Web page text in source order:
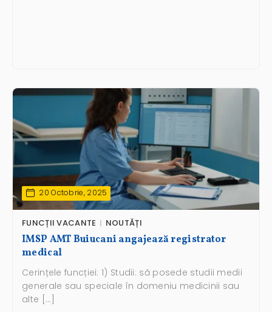
20 Octobrie, 2025
FUNCȚII VACANTE NOUTĂȚI
IMSP AMT Buiucani angajează registrator
medical
Cerințele funcției: 1) Studii: să posede studii medii
generale sau speciale în domeniu medicinii sau
alte […]